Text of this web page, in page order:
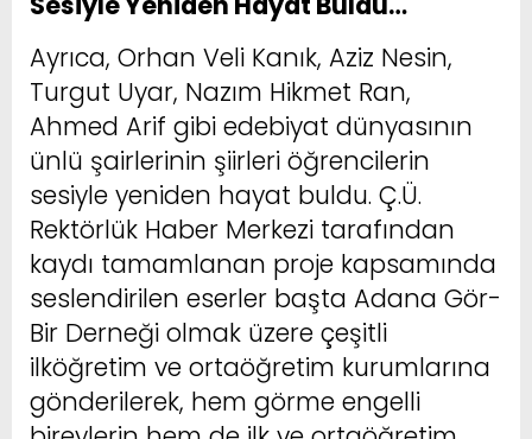
Ayrıca, Orhan Veli Kanık, Aziz Nesin,
Turgut Uyar, Nazım Hikmet Ran,
Ahmed Arif gibi edebiyat dünyasının
ünlü şairlerinin şiirleri öğrencilerin
sesiyle yeniden hayat buldu. Ç.Ü.
Rektörlük Haber Merkezi tarafından
kaydı tamamlanan proje kapsamında
seslendirilen eserler başta Adana Gör-
Bir Derneği olmak üzere çeşitli
ilköğretim ve ortaöğretim kurumlarına
gönderilerek, hem görme engelli